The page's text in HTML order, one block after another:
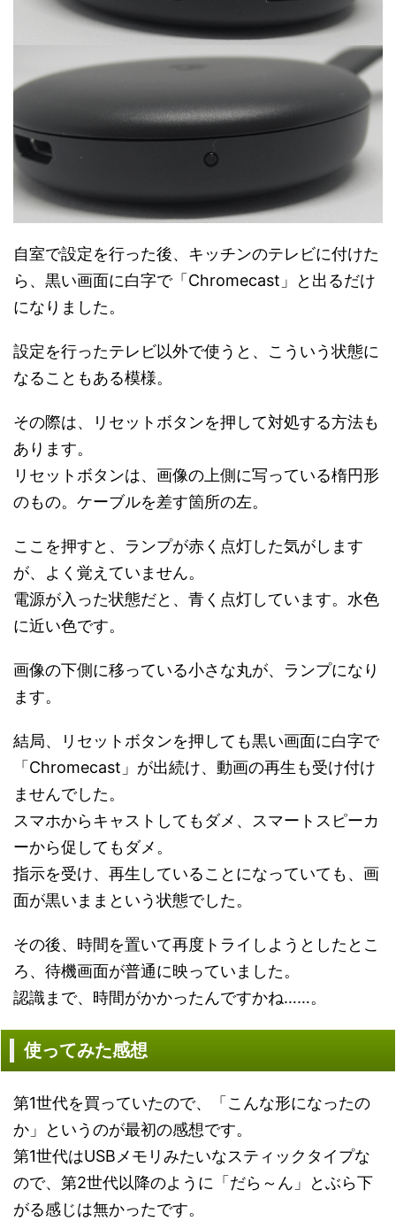
自室で設定を行った後、キッチンのテレビに付けた
ら、黒い画面に白字で「Chromecast」と出るだけ
になりました。
設定を行ったテレビ以外で使うと、こういう状態に
なることもある模様。
その際は、リセットボタンを押して対処する方法も
あります。
リセットボタンは、画像の上側に写っている楕円形
のもの。ケーブルを差す箇所の左。
ここを押すと、ランプが赤く点灯した気がします
が、よく覚えていません。
電源が入った状態だと、青く点灯しています。水色
に近い色です。
画像の下側に移っている小さな丸が、ランプになり
ます。
結局、リセットボタンを押しても黒い画面に白字で
「Chromecast」が出続け、動画の再生も受け付け
ませんでした。
スマホからキャストしてもダメ、スマートスピーカ
ーから促してもダメ。
指示を受け、再生していることになっていても、画
面が黒いままという状態でした。
その後、時間を置いて再度トライしようとしたとこ
ろ、待機画面が普通に映っていました。
認識まで、時間がかかったんですかね……。
使ってみた感想
第1世代を買っていたので、「こんな形になったの
か」というのが最初の感想です。
第1世代はUSBメモリみたいなスティックタイプな
ので、第2世代以降のように「だら～ん」とぶら下
がる感じは無かったです。